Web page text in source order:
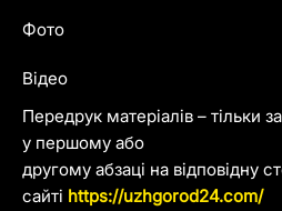
Передрук матеріалів – тільки
у першому або
другому абзаці на відповідну
сайті https://uzhgorod24.com/
Фото
Відео